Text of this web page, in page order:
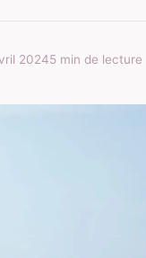
20245 min de lecture